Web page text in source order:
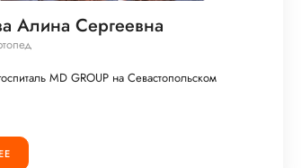
Алина Сергеевна
MD GROUP на Севастопольском